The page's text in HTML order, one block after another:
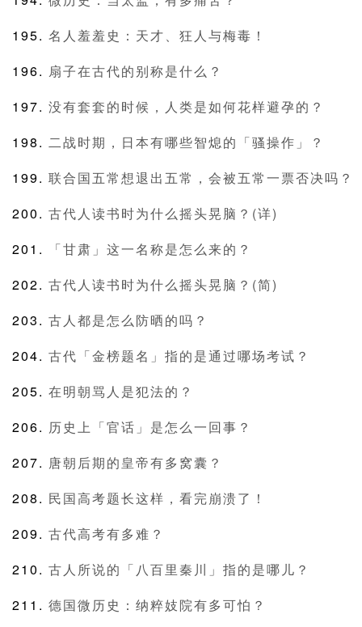
名人羞羞史：天才、狂人与梅毒！
扇子在古代的别称是什么？
没有套套的时候，人类是如何花样避孕的？
二战时期，日本有哪些智熄的「骚操作」？
联合国五常想退出五常，会被五常一票否决吗？
古代人读书时为什么摇头晃脑？(详)
「甘肃」这一名称是怎么来的？
古代人读书时为什么摇头晃脑？(简)
古人都是怎么防晒的吗？
古代「金榜题名」指的是通过哪场考试？
在明朝骂人是犯法的？
历史上「官话」是怎么一回事？
唐朝后期的皇帝有多窝囊？
民国高考题长这样，看完崩溃了！
古代高考有多难？
古人所说的「八百里秦川」指的是哪儿？
德国微历史：纳粹妓院有多可怕？